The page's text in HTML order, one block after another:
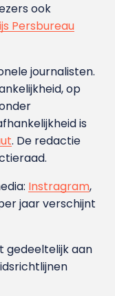
ook
Persbureau
journalisten.
op
is
. De redactie
Instragram,
jaar verschijnt
gedeeltelijk aan